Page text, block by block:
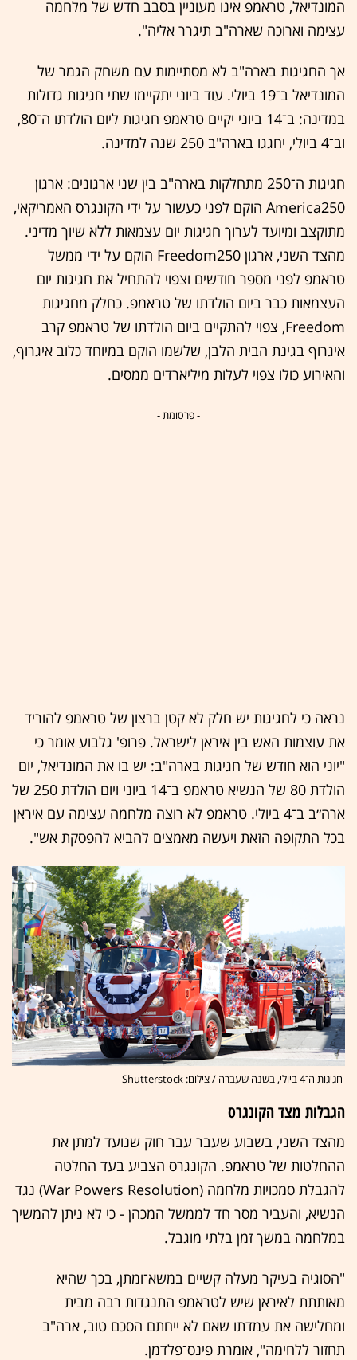
המונדיאל, טראמפ אינו מעוניין בסבב חדש של מלחמה
עצימה וארוכה שארה"ב תיגרר אליה".
אך החגיגות בארה"ב לא מסתיימות עם משחק הגמר של
המונדיאל ב־19 ביולי. עוד ביוני יתקיימו שתי חגיגות גדולות
במדינה: ב־14 ביוני יקיים טראמפ חגיגות ליום הולדתו ה־80,
וב־4 ביולי, יחגגו בארה"ב 250 שנה למדינה.
חגיגות ה־250 מתחלקות בארה"ב בין שני ארגונים: ארגון
America250 הוקם לפני כעשור על ידי הקונגרס האמריקאי,
מתוקצב ומיועד לערוך חגיגות יום עצמאות ללא שיוך מדיני.
מהצד השני, ארגון Freedom250 הוקם על ידי ממשל
טראמפ לפני מספר חודשים וצפוי להתחיל את חגיגות יום
העצמאות כבר ביום הולדתו של טראמפ. כחלק מחגיגות
Freedom, צפוי להתקיים ביום הולדתו של טראמפ קרב
איגרוף בגינת הבית הלבן, שלשמו הוקם במיוחד כלוב איגרוף,
והאירוע כולו צפוי לעלות מיליארדים ממסים.
- פרסומת -
נראה כי לחגיגות יש חלק לא קטן ברצון של טראמפ להוריד
את עוצמות האש בין איראן לישראל. פרופ' גלבוע אומר כי
"יוני הוא חודש של חגיגות בארה"ב: יש בו את המונדיאל, יום
הולדת 80 של הנשיא טראמפ ב־14 ביוני ויום הולדת 250 של
ארה״ב ב־4 ביולי. טראמפ לא רוצה מלחמה עצימה עם איראן
בכל התקופה הזאת ויעשה מאמצים להביא להפסקת אש".
חגיגות ה־4 ביולי, בשנה שעברה / צילום: Shutterstock
הגבלות מצד הקונגרס
מהצד השני, בשבוע שעבר עבר חוק שנועד למתן את
ההחלטות של טראמפ. הקונגרס הצביע בעד החלטה
להגבלת סמכויות מלחמה (War Powers Resolution) נגד
הנשיא, והעביר מסר חד לממשל המכהן - כי לא ניתן להמשיך
במלחמה במשך זמן בלתי מוגבל.
"הסוגיה בעיקר מעלה קשיים במשא־ומתן, בכך שהיא
מאותתת לאיראן שיש לטראמפ התנגדות רבה מבית
ומחלישה את עמדתו שאם לא ייחתם הסכם טוב, ארה"ב
תחזור ללחימה", אומרת פינס־פלדמן.